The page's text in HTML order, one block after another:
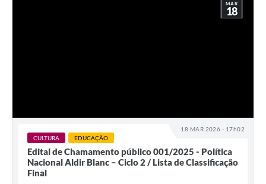
18 MAR 2026 - 17h02
MAR
18
CULTURA EDUCAÇÃO
Edital de Chamamento público 001/2025 - Política
Nacional Aldir Blanc – Ciclo 2 / Lista de Classificação
Final